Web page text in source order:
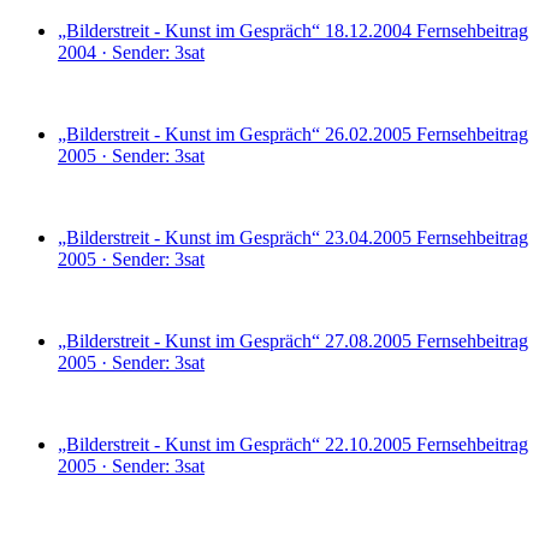
„Bilderstreit - Kunst im Gespräch“ 18.12.2004 Fernsehbeitrag
2004 · Sender: 3sat
„Bilderstreit - Kunst im Gespräch“ 26.02.2005 Fernsehbeitrag
2005 · Sender: 3sat
„Bilderstreit - Kunst im Gespräch“ 23.04.2005 Fernsehbeitrag
2005 · Sender: 3sat
„Bilderstreit - Kunst im Gespräch“ 27.08.2005 Fernsehbeitrag
2005 · Sender: 3sat
„Bilderstreit - Kunst im Gespräch“ 22.10.2005 Fernsehbeitrag
2005 · Sender: 3sat